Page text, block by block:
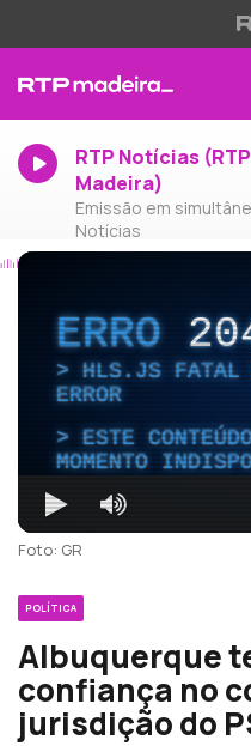
RTP Notícias (RTP
Madeira)
Emissão em
Notícias
ERRO
HLS.JS FATAL
ERROR
ESTE
MOMENTO
Foto: GR
POLÍTICA
Albuquerque
confiança no
jurisdição do